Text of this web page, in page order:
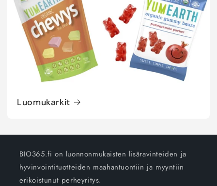
Luomukarkit
BIO365.fi on luonnonmukaisten lisäravinteiden ja
hyvinvointituotteiden maahantuontiin ja myyntiin
erikoistunut perheyritys.